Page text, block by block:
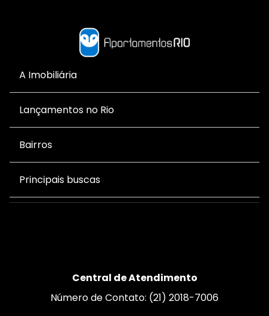
A Imobiliária
Lançamentos no Rio
Bairros
Principais buscas
Central de Atendimento
Número de Contato: (21) 2018-7006